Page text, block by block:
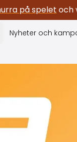
på spelet och
Nyheter och